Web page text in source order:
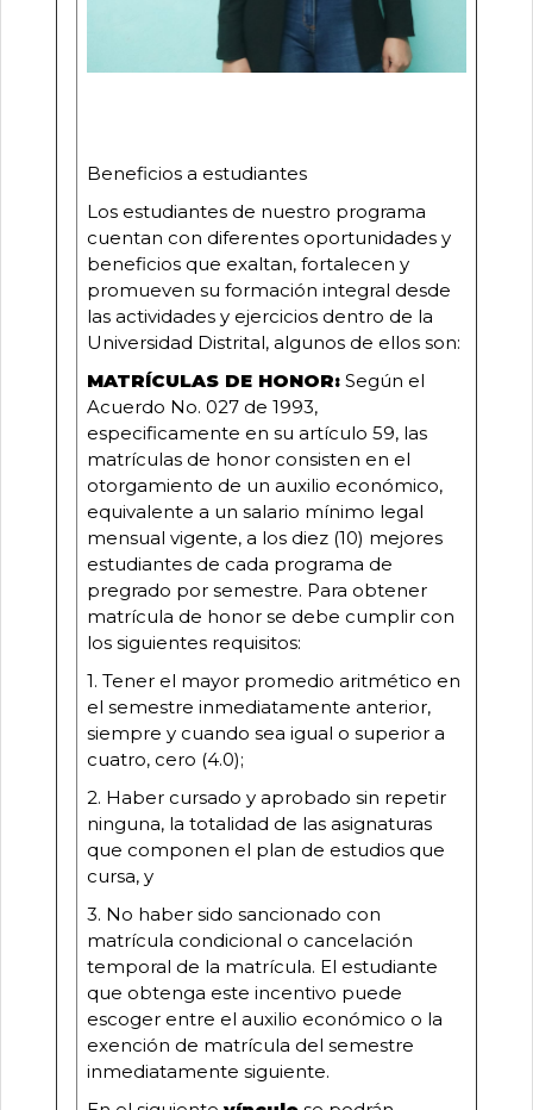
Beneficios a estudiantes
Los estudiantes de nuestro programa
cuentan con diferentes oportunidades y
beneficios que exaltan, fortalecen y
promueven su formación integral desde
las actividades y ejercicios dentro de la
Universidad Distrital, algunos de ellos son:
MATRÍCULAS DE HONOR: Según el
Acuerdo No. 027 de 1993,
especificamente en su artículo 59, las
matrículas de honor consisten en el
otorgamiento de un auxilio económico,
equivalente a un salario mínimo legal
mensual vigente, a los diez (10) mejores
estudiantes de cada programa de
pregrado por semestre. Para obtener
matrícula de honor se debe cumplir con
los siguientes requisitos:
1. Tener el mayor promedio aritmético en
el semestre inmediatamente anterior,
siempre y cuando sea igual o superior a
cuatro, cero (4.0);
2. Haber cursado y aprobado sin repetir
ninguna, la totalidad de las asignaturas
que componen el plan de estudios que
cursa, y
3. No haber sido sancionado con
matrícula condicional o cancelación
temporal de la matrícula. El estudiante
que obtenga este incentivo puede
escoger entre el auxilio económico o la
exención de matrícula del semestre
inmediatamente siguiente.